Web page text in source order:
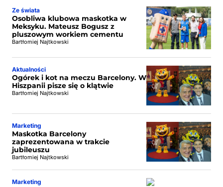
Ze świata
Osobliwa klubowa maskotka w
Meksyku. Mateusz Bogusz z
pluszowym workiem cementu
Bartłomiej Najtkowski
Aktualności
Ogórek i kot na meczu Barcelony. W
Hiszpanii pisze się o klątwie
Bartłomiej Najtkowski
Marketing
Maskotka Barcelony
zaprezentowana w trakcie
jubileuszu
Bartłomiej Najtkowski
Marketing